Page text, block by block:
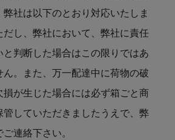
弊社は以下のとおり対応いたしま
だし、弊社において、弊社に責任
と判断した場合はこの限りではあ
ん。また、万一配達中に荷物の破
損が生じた場合には必ず箱ごと商
管していただきましたうえで、弊
連絡下さい。